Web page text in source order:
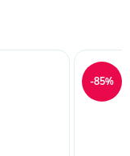
-85%